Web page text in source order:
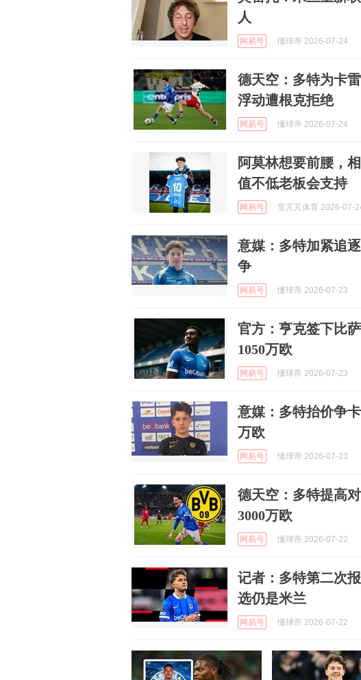
人
网易号 懂球帝 2026-07-24
德天空：多特为卡
浮动遭根克拒绝
网易号 懂球帝 2026-07-24
阿莫林想要前腰，
值不低老板会支持
网易号 里芃芃体育 2026-07-
意媒：多特加紧追
争
网易号 懂球帝 2026-07-23
官方：亨克签下比
1050万欧
网易号 懂球帝 2026-07-23
意媒：多特抬价争
万欧
网易号 懂球帝 2026-07-23
德天空：多特提高
3000万欧
网易号 懂球帝 2026-07-22
记者：多特第二次
选仍是米兰
网易号 懂球帝 2026-07-22